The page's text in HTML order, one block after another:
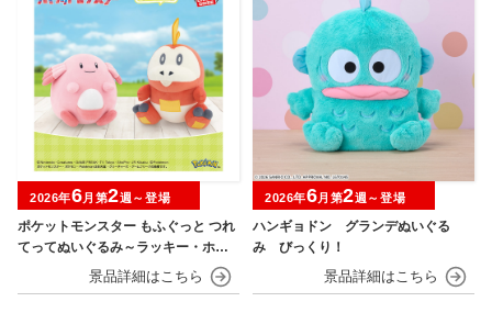
ポケットモンスター もふぐっと つれ
てってぬいぐるみ～ラッキー・ホゲ
2026年6月第2週～登場
ハンギョドン グランデぬいぐる
み びっくり！
2026年6月第2週～登場